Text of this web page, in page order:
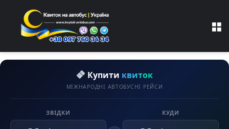
Купити квиток
МІЖНАРОДНІ АВТОБУСНІ РЕЙСИ
ЗВІДКИ КУДИ